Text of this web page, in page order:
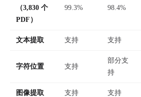
（3,830 个
PDF）
99.3% 98.4%
文本提取 支持 支持
字符位置 支持
部分支
持
图像提取 支持 支持